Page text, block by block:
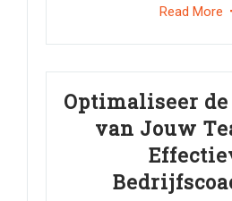
Read More
Optimaliseer
van Jouw